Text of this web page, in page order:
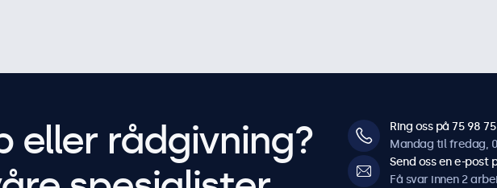
eller rådgivning?
Ring oss på 75 98
Mandag til fredag,
Send oss en e-post
Få svar innen 2